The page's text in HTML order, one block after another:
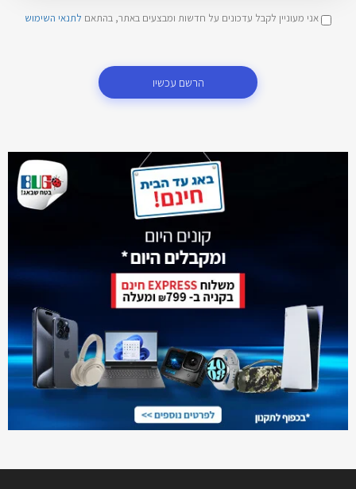
אני מעוניין לקבל עדכונים על חדשות ומבצעים באתר, בהתאם לתנאי השימוש
הרשם עכשיו